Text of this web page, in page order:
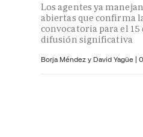
Los agentes ya
abiertas que confirma
convocatoria para el 15
difusión significativa
Borja Méndez y David Yagüe |